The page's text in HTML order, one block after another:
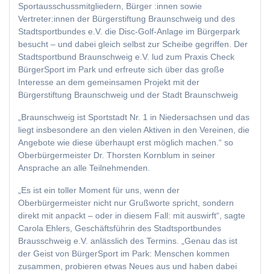
Sportausschussmitgliedern, Bürger :innen sowie
Vertreter:innen der Bürgerstiftung Braunschweig und des
Stadtsportbundes e.V. die Disc-Golf-Anlage im Bürgerpark
besucht – und dabei gleich selbst zur Scheibe gegriffen. Der
Stadtsportbund Braunschweig e.V. lud zum Praxis Check
BürgerSport im Park und erfreute sich über das große
Interesse an dem gemeinsamen Projekt mit der
Bürgerstiftung Braunschweig und der Stadt Braunschweig
„Braunschweig ist Sportstadt Nr. 1 in Niedersachsen und das
liegt insbesondere an den vielen Aktiven in den Vereinen, die
Angebote wie diese überhaupt erst möglich machen.“ so
Oberbürgermeister Dr. Thorsten Kornblum in seiner
Ansprache an alle Teilnehmenden.
„Es ist ein toller Moment für uns, wenn der
Oberbürgermeister nicht nur Grußworte spricht, sondern
direkt mit anpackt – oder in diesem Fall: mit auswirft“, sagte
Carola Ehlers, Geschäftsführin des Stadtsportbundes
Brausschweig e.V. anlässlich des Termins. „Genau das ist
der Geist von BürgerSport im Park: Menschen kommen
zusammen, probieren etwas Neues aus und haben dabei